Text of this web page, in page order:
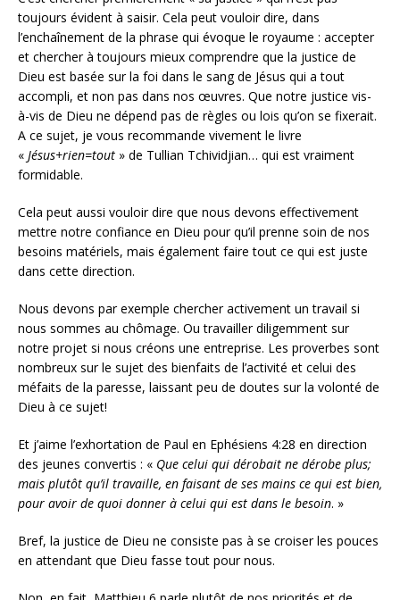
toujours évident à saisir. Cela peut vouloir dire, dans
l’enchaînement de la phrase qui évoque le royaume : accepter
et chercher à toujours mieux comprendre que la justice de
Dieu est basée sur la foi dans le sang de Jésus qui a tout
accompli, et non pas dans nos œuvres. Que notre justice vis-
à-vis de Dieu ne dépend pas de règles ou lois qu’on se fixerait.
A ce sujet, je vous recommande vivement le livre
« Jésus+rien=tout » de Tullian Tchividjian… qui est vraiment
formidable.
Cela peut aussi vouloir dire que nous devons effectivement
mettre notre confiance en Dieu pour qu’il prenne soin de nos
besoins matériels, mais également faire tout ce qui est juste
dans cette direction.
Nous devons par exemple chercher activement un travail si
nous sommes au chômage. Ou travailler diligemment sur
notre projet si nous créons une entreprise. Les proverbes sont
nombreux sur le sujet des bienfaits de l’activité et celui des
méfaits de la paresse, laissant peu de doutes sur la volonté de
Dieu à ce sujet!
Et j’aime l’exhortation de Paul en Ephésiens 4:28 en direction
des jeunes convertis : « Que celui qui dérobait ne dérobe plus;
mais plutôt qu’il travaille, en faisant de ses mains ce qui est bien,
pour avoir de quoi donner à celui qui est dans le besoin. »
Bref, la justice de Dieu ne consiste pas à se croiser les pouces
en attendant que Dieu fasse tout pour nous.